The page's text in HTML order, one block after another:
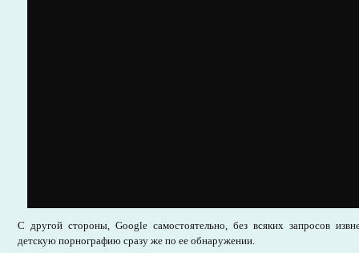
С другой стороны, Google самостоятельно, без всяких запросов
детскую порнографию сразу же по ее обнаружении.